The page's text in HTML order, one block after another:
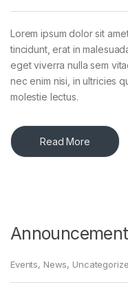
Lorem ipsum dolor sit
tincidunt, erat in
eget viverra nulla sem
nec enim nisi, in ultricies
molestie lectus.
Read More
Events, News,